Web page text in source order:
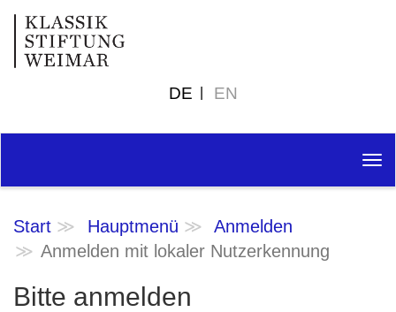
DE EN
Start Hauptmenü
Anmelden
Anmelden mit lokaler Nutzerkennung
Bitte anmelden